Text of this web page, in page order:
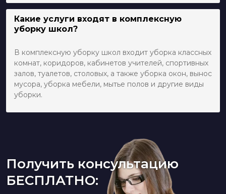
Какие услуги входят в комплексную
уборку школ?
В комплексную уборку школ входит уборка классных
комнат, коридоров, кабинетов учителей, спортивных
залов, туалетов, столовых, а также уборка окон, вынос
мусора, уборка мебели, мытье полов и другие виды
уборки.
Получить консультацию
БЕСПЛАТНО: